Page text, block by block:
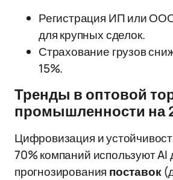
Регистрация ИП или
для крупных сделок.
Страхование грузов
15%.
Тренды в оптовой
промышленности на
Цифровизация и
70% компаний используют AI
прогнозирования поставок